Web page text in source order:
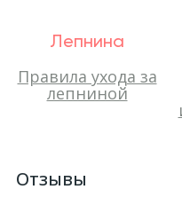
Лепнина
Правила ухода за
лепниной
Отзывы